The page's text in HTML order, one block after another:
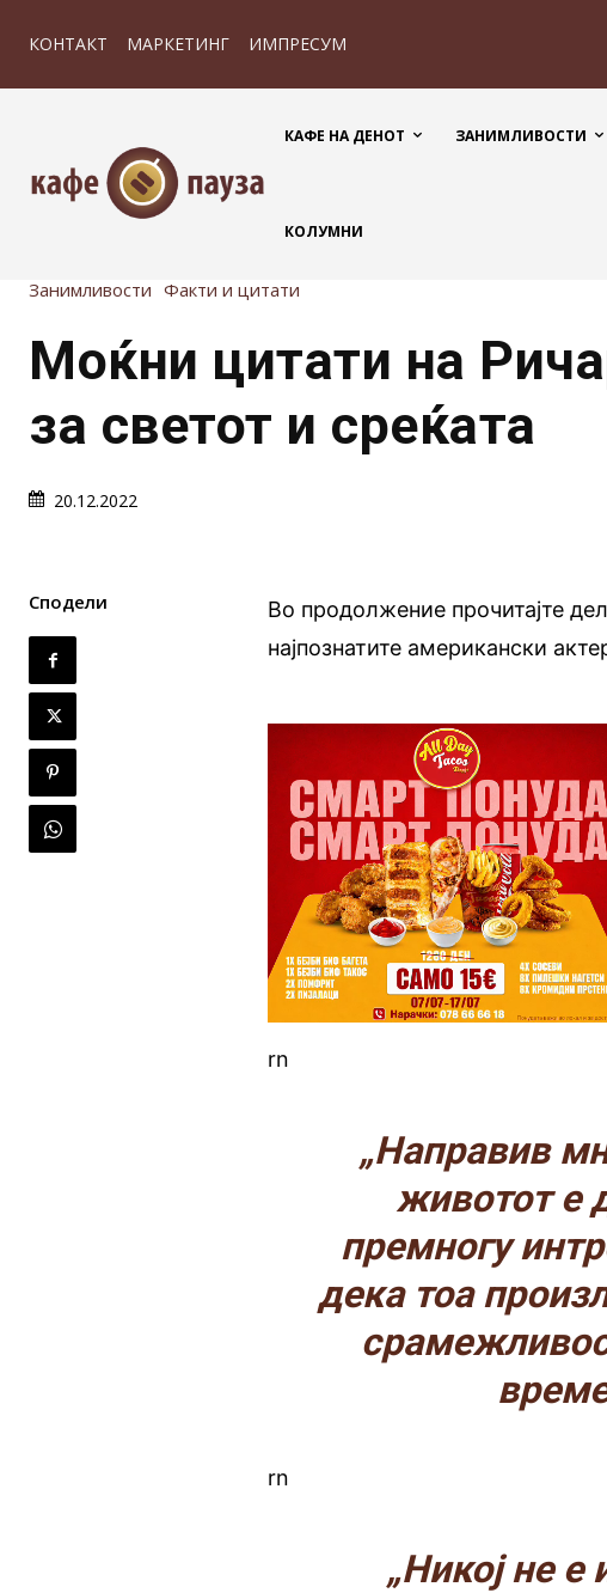
КОНТАКТ МАРКЕТИНГ ИМПРЕСУМ
КАФЕ НА ДЕНОТ ЗАНИМЛИВОСТИ
КОЛУМНИ
Занимливости Факти и цитати
Моќни цитати на
за светот и среќата
20.12.2022
Сподели
Во продолжение прочитајте
најпознатите американски
rn
„Направив
животот е
премногу
дека тоа
rn
„Никој не е